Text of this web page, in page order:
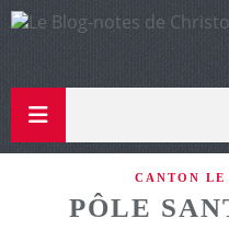
CANTON LE
PÔLE